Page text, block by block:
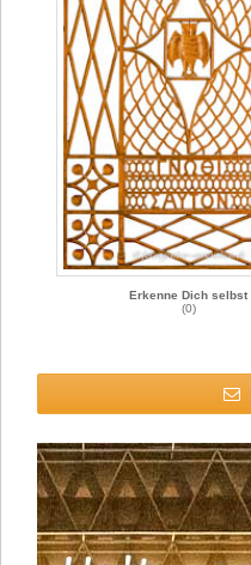
Erkenne Dich selbst
(0)